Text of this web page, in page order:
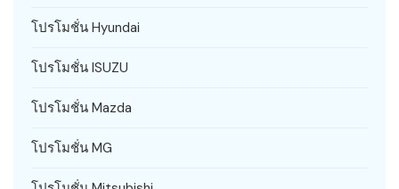
โปรโมชั่น Hyundai
โปรโมชั่น ISUZU
โปรโมชั่น Mazda
โปรโมชั่น MG